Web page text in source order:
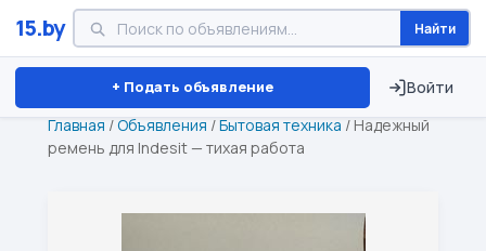
15.by Найти
+ Подать объявление Войти
Минск Витебск Брест ⏱ ТОЛЬКО 15 ДНЕЙ
Главная /Объявления /Бытовая техника / Надежный
ремень для Indesit — тихая работа